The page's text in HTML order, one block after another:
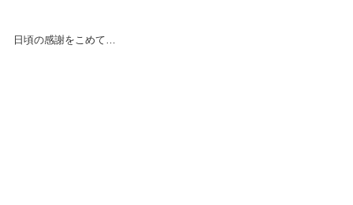
日頃の感謝をこめて…